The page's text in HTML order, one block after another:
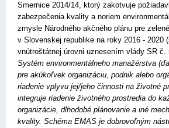
Smernice 2014/14, ktorý zakotvuje
zabezpečenia kvality a noriem
zmysle Národného akčného plánu pre
v Slovenskej republike na roky 2016 - 2020
vnútroštátnej úrovni uznesením vlády SR č.
Systém environmentálneho manažérstva
pre akúkoľvek organizáciu, podnik alebo
riadenie vplyvu jej/jeho činnosti na životné
integruje riadenie životného prostredia do
organizácie, dlhodobé plánovanie a iné
kvality. Schéma EMAS je dobrovoľným